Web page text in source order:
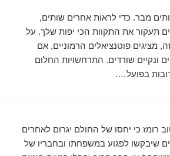
מבר. כדי לראות אחרים שותים,
תעקור את התקוות הכי יפות שלך. על
מציגים פוטנציאלים הרמוניים, אם
ונקיים שורדים. התרחשויות החלום
בפועל….
רומז כי יחסו של החולם יגרום לאחרים
שיבקשו לפגוע במשפחתו ובחבריו של